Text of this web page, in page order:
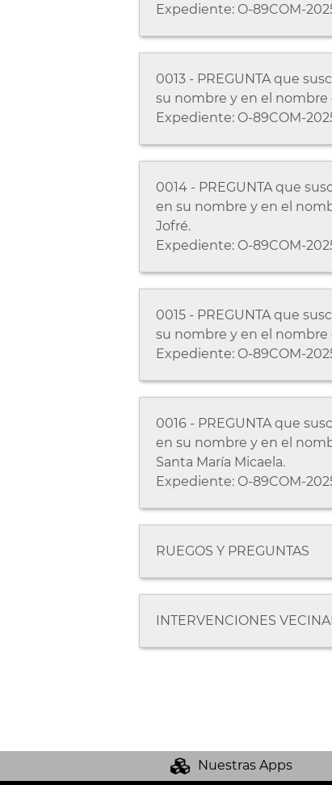
Expediente: O-89COM-
0013 - PREGUNTA que
su nombre y en el nombre
Expediente: O-89COM-
0014 - PREGUNTA que
en su nombre y en el
Jofré.
Expediente: O-89COM-
0015 - PREGUNTA que
su nombre y en el
Expediente: O-89COM-
0016 - PREGUNTA que
en su nombre y en el
Santa María Micaela.
Expediente: O-89COM-
RUEGOS Y PREGUNTAS
INTERVENCIONES
Nuestras Apps